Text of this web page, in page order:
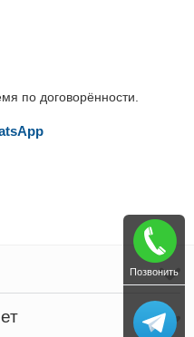
по договорённости.
Позвонить